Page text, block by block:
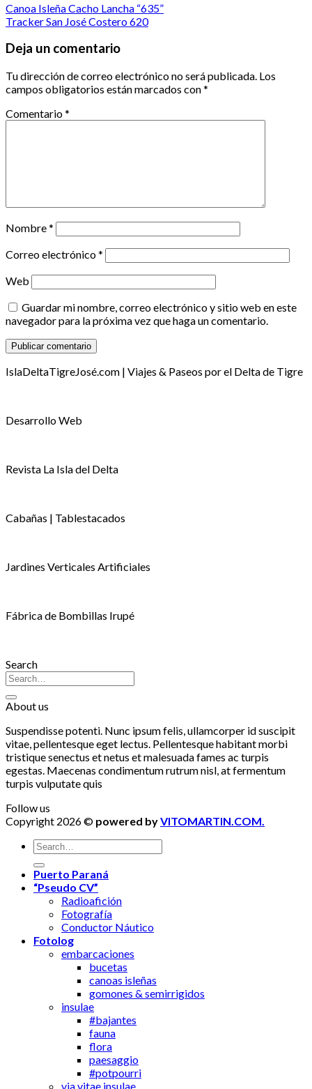
Canoa Isleña Cacho Lancha “635”
Tracker San José Costero 620
Deja un comentario
Tu dirección de correo electrónico no será publicada. Los
campos obligatorios están marcados con*
Comentario*
Nombre*
Correo electrónico*
Web
Guardar mi nombre, correo electrónico y sitio web en este
navegador para la próxima vez que haga un comentario.
IslaDeltaTigreJosé.com | Viajes & Paseos por el Delta de Tigre
Desarrollo Web
Revista La Isla del Delta
Cabañas | Tablestacados
Jardines Verticales Artificiales
Fábrica de Bombillas Irupé
Search
About us
Suspendisse potenti. Nunc ipsum felis, ullamcorper id suscipit
vitae, pellentesque eget lectus. Pellentesque habitant morbi
tristique senectus et netus et malesuada fames ac turpis
egestas. Maecenas condimentum rutrum nisl, at fermentum
turpis vulputate quis
Follow us
Copyright 2026 © powered byVITOMARTIN.COM.
Puerto Paraná
“Pseudo CV”
Radioafición
Fotografía
Conductor Náutico
Fotolog
embarcaciones
bucetas
canoas isleñas
gomones & semirrigidos
insulae
#bajantes
fauna
flora
paesaggio
#potpourri
via vitae insulae